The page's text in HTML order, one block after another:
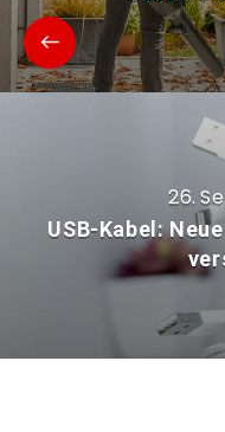
26.
USB-Kabel: